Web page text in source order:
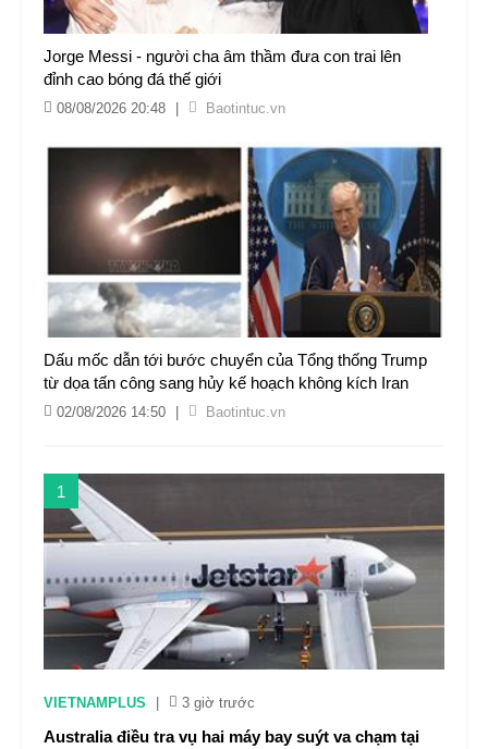
Jorge Messi - người cha âm thầm đưa con trai lên
đỉnh cao bóng đá thế giới
08/08/2026 20:48 Baotintuc.vn
Dấu mốc dẫn tới bước chuyển của Tổng thống Trump
từ dọa tấn công sang hủy kế hoạch không kích Iran
02/08/2026 14:50 Baotintuc.vn
1
VIETNAMPLUS 3 giờ trước
Australia điều tra vụ hai máy bay suýt va chạm tại